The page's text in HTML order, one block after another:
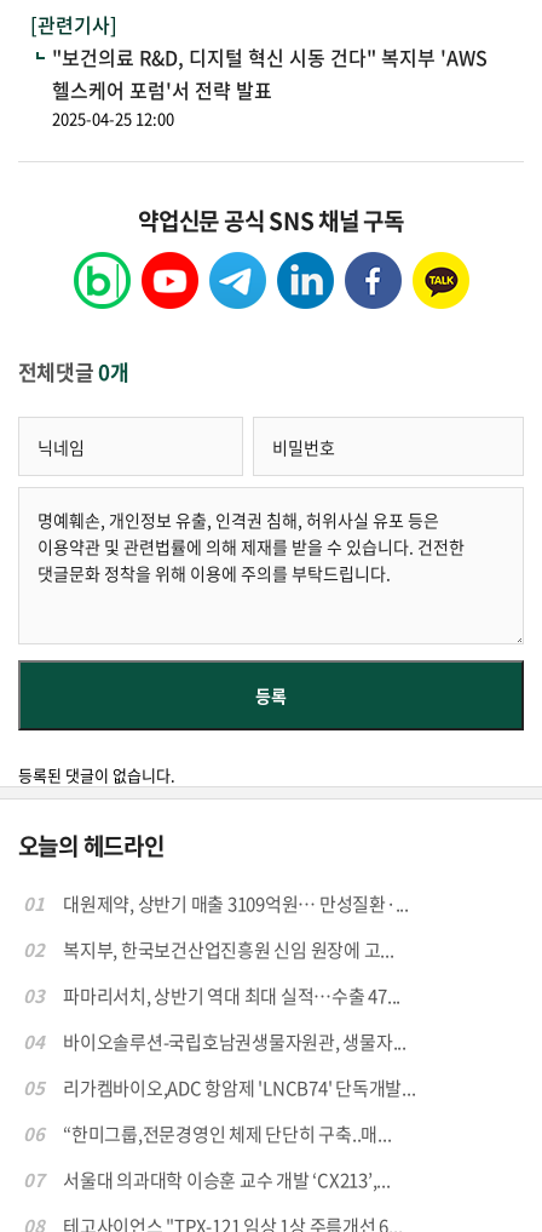
[관련기사]
"보건의료 R&D, 디지털 혁신 시동 건다" 복지부 'AWS
헬스케어 포럼'서 전략 발표
2025-04-25 12:00
약업신문 공식 SNS 채널 구독
전체댓글0개
등록된 댓글이 없습니다.
오늘의 헤드라인
01
대원제약, 상반기 매출 3109억원… 만성질환·...
02
복지부, 한국보건산업진흥원 신임 원장에 고...
03
파마리서치, 상반기 역대 최대 실적…수출 47...
04
바이오솔루션-국립호남권생물자원관, 생물자...
05
리가켐바이오,ADC 항암제 'LNCB74' 단독개발...
06
“한미그룹,전문경영인 체제 단단히 구축..매...
07
서울대 의과대학 이승훈 교수 개발 ‘CX213’,...
08
테고사이언스 "TPX-121 임상 1상 주름개선 6...